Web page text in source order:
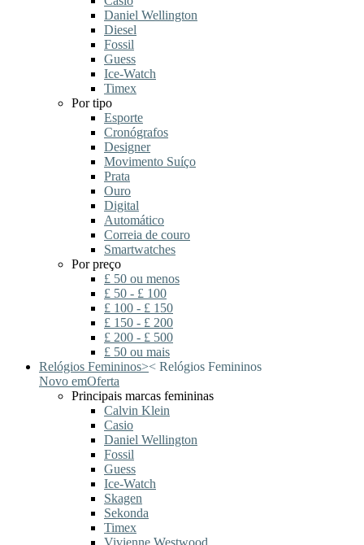
Daniel Wellington
Diesel
Fossil
Guess
Ice-Watch
Timex
Por tipo
Esporte
Cronógrafos
Designer
Movimento Suíço
Prata
Ouro
Digital
Automático
Correia de couro
Smartwatches
Por preço
£ 50 ou menos
£ 50 - £ 100
£ 100 - £ 150
£ 150 - £ 200
£ 200 - £ 500
£ 50 ou mais
Relógios Femininos>< Relógios Femininos
Novo emOferta
Principais marcas femininas
Calvin Klein
Casio
Daniel Wellington
Fossil
Guess
Ice-Watch
Skagen
Sekonda
Timex
Vivienne Westwood